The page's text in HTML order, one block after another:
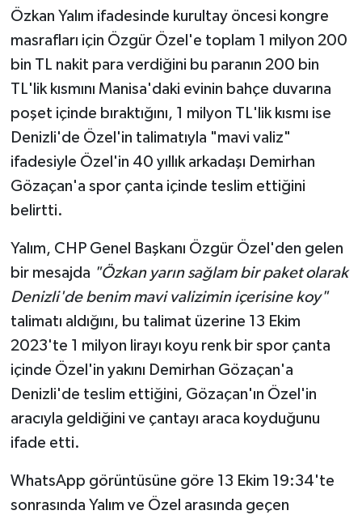
Özkan Yalım ifadesinde kurultay öncesi kongre
masrafları için Özgür Özel'e toplam 1 milyon 200
bin TL nakit para verdiğini bu paranın 200 bin
TL'lik kısmını Manisa'daki evinin bahçe duvarına
poşet içinde bıraktığını, 1 milyon TL'lik kısmı ise
Denizli'de Özel'in talimatıyla "mavi valiz"
ifadesiyle Özel'in 40 yıllık arkadaşı Demirhan
Gözaçan'a spor çanta içinde teslim ettiğini
belirtti.
Yalım, CHP Genel Başkanı Özgür Özel'den gelen
bir mesajda "Özkan yarın sağlam bir paket olarak
Denizli'de benim mavi valizimin içerisine koy"
talimatı aldığını, bu talimat üzerine 13 Ekim
2023'te 1 milyon lirayı koyu renk bir spor çanta
içinde Özel'in yakını Demirhan Gözaçan'a
Denizli'de teslim ettiğini, Gözaçan'ın Özel'in
aracıyla geldiğini ve çantayı araca koyduğunu
ifade etti.
WhatsApp görüntüsüne göre 13 Ekim 19:34'te
sonrasında Yalım ve Özel arasında geçen